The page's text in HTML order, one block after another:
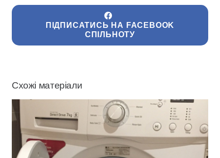
ПІДПИСАТИСЬ НА FACEBOOK
СПІЛЬНОТУ
Схожі матеріали